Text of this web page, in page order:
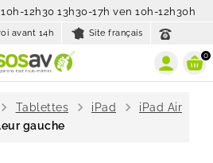
12h30 13h30-17h ven 10h-12h30h
avant 14h Site français
0
chevron_right Tablettes chevron_right iPad chevron_right
iPad Air
gauche